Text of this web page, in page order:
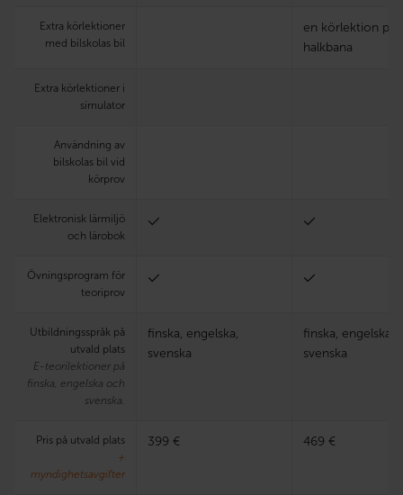
Extra körlektioner
med bilskolas bil
en körlektion på
halkbana
Extra körlektioner i
simulator
Användning av
bilskolas bil vid
körprov
Elektronisk lärmiljö
och lärobok
Övningsprogram för
teoriprov
Utbildningsspråk på
utvald plats
E-teorilektioner på
finska, engelska och
svenska.
finska, engelska,
svenska
finska, engelska,
svenska
Pris på utvald plats
+
myndighetsavgifter
399 € 469 €